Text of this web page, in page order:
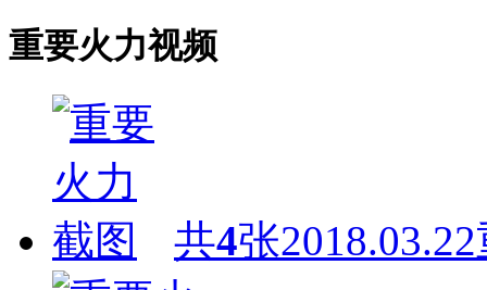
重要火力视频
共4张2018.03.22